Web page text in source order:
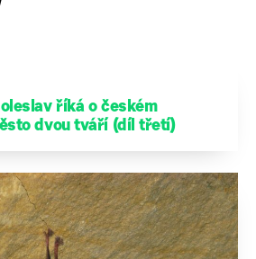
se
nás
říká o českém
dvou tváří (díl třetí)